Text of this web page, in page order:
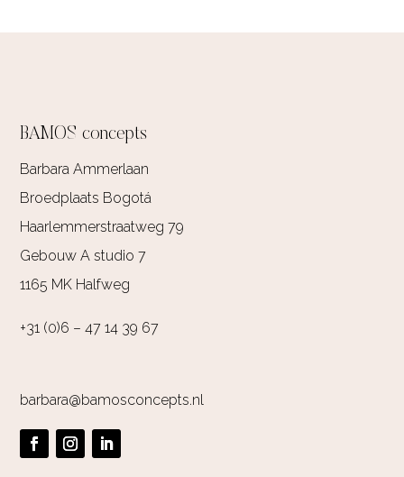
BAMOS concepts
Barbara Ammerlaan
Broedplaats Bogotá
Haarlemmerstraatweg 79
Gebouw A studio 7
1165 MK Halfweg
+31 (0)6 – 47 14 39 67
barbara@bamosconcepts.nl